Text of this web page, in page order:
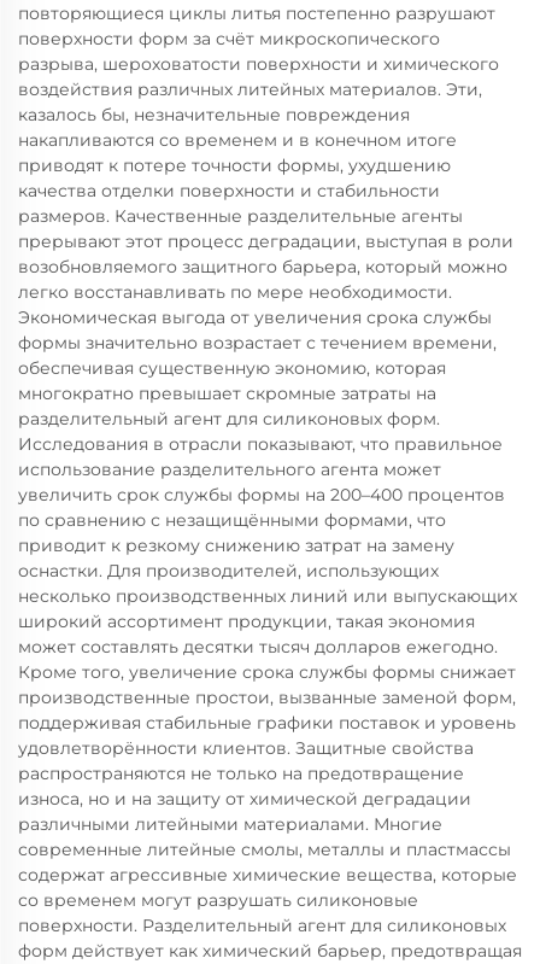
повторяющиеся циклы литья постепенно разрушают
поверхности форм за счёт микроскопического
разрыва, шероховатости поверхности и химического
воздействия различных литейных материалов. Эти,
казалось бы, незначительные повреждения
накапливаются со временем и в конечном итоге
приводят к потере точности формы, ухудшению
качества отделки поверхности и стабильности
размеров. Качественные разделительные агенты
прерывают этот процесс деградации, выступая в роли
возобновляемого защитного барьера, который можно
легко восстанавливать по мере необходимости.
Экономическая выгода от увеличения срока службы
формы значительно возрастает с течением времени,
обеспечивая существенную экономию, которая
многократно превышает скромные затраты на
разделительный агент для силиконовых форм.
Исследования в отрасли показывают, что правильное
использование разделительного агента может
увеличить срок службы формы на 200–400 процентов
по сравнению с незащищёнными формами, что
приводит к резкому снижению затрат на замену
оснастки. Для производителей, использующих
несколько производственных линий или выпускающих
широкий ассортимент продукции, такая экономия
может составлять десятки тысяч долларов ежегодно.
Кроме того, увеличение срока службы формы снижает
производственные простои, вызванные заменой форм,
поддерживая стабильные графики поставок и уровень
удовлетворённости клиентов. Защитные свойства
распространяются не только на предотвращение
износа, но и на защиту от химической деградации
различными литейными материалами. Многие
современные литейные смолы, металлы и пластмассы
содержат агрессивные химические вещества, которые
со временем могут разрушать силиконовые
поверхности. Разделительный агент для силиконовых
форм действует как химический барьер, предотвращая